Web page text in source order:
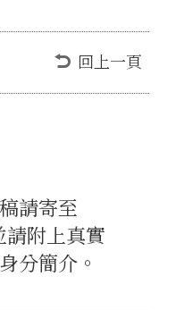
回上一頁
請寄至
附上真實
分簡介。